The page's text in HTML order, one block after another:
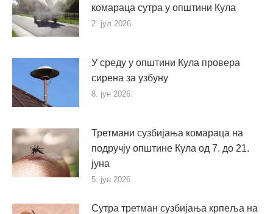
комараца сутра у општини Кула
2. јул 2026.
У среду у општини Кула провера
сирена за узбуну
8. јун 2026.
Третмани сузбијања комараца на
подручју општине Кула од 7. до 21.
јуна
5. јун 2026.
Сутра третман сузбијања крпеља на